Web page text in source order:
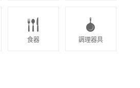
食器 調理器具